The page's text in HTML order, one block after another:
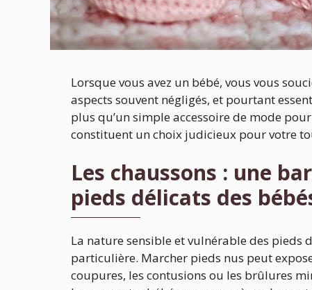
Lorsque vous avez un bébé, vous vous
aspects souvent négligés, et pourtant
plus qu’un simple accessoire de mode
constituent un choix judicieux pour votre
Les chaussons : une
pieds délicats des
La nature sensible et vulnérable des pieds
particulière. Marcher pieds nus peut
coupures, les contusions ou les brûlures